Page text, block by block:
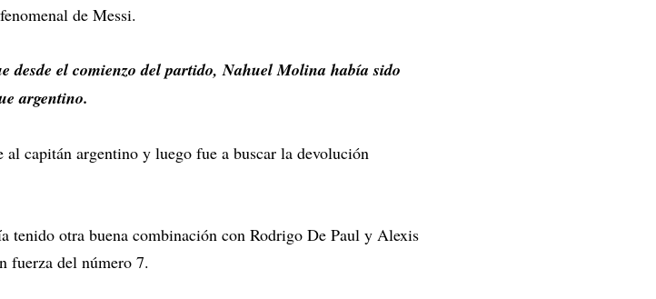
de Messi.
desde el comienzo del partido, Nahuel Molina había sido
argentino.
capitán argentino y luego fue a buscar la devolución
tenido otra buena combinación con Rodrigo De Paul y Alexis
fuerza del número 7.